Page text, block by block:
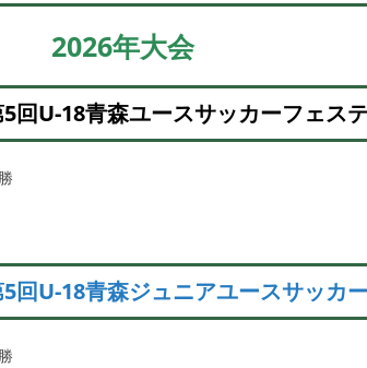
2026年大会
回U-18青森ユースサッカーフェス
回U-18青森ジュニアユースサッカ